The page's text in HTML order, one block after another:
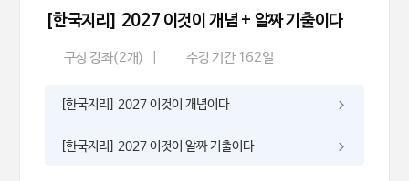
[한국지리] 2027 이것이 개념 + 알짜 기출이다
구성 강좌(2개) 수강 기간 162일
[한국지리] 2027 이것이 개념이다
[한국지리] 2027 이것이 알짜 기출이다